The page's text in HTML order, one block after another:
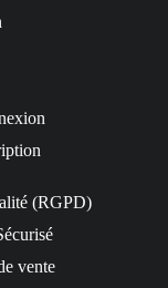
(RGPD)
vente